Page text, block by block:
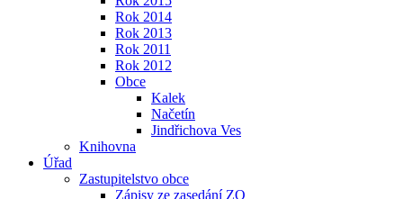
Rok 2014
Rok 2013
Rok 2011
Rok 2012
Obce
Kalek
Načetín
Jindřichova Ves
Knihovna
Úřad
Zastupitelstvo obce
Zápisy ze zasedání ZO